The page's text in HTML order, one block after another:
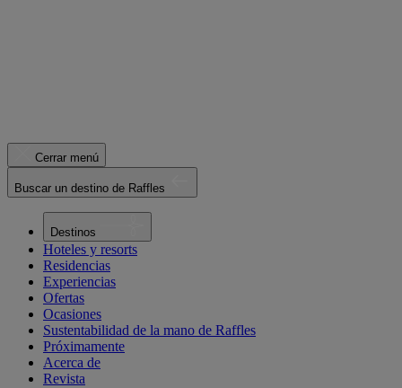
Cerrar menú
Buscar un destino de Raffles
Destinos
Hoteles y resorts
Residencias
Experiencias
Ofertas
Ocasiones
Sustentabilidad de la mano de Raffles
Próximamente
Acerca de
Revista